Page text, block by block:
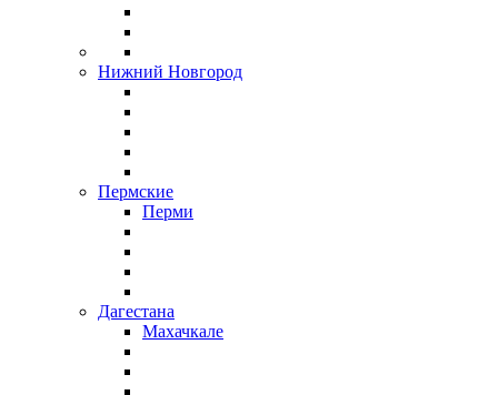
Нижний Новгород
Пермские
Перми
Дагестана
Махачкале